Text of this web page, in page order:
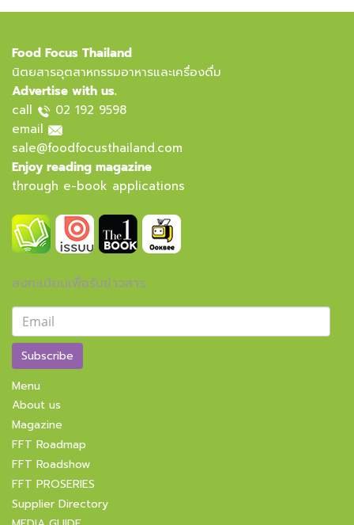
Food Focus Thailand
นิตยสารอุตสาหกรรมอาหารและเครื่องดื่ม
Advertise with us.
call
02 192 9598
email
sale@foodfocusthailand.com
Enjoy reading magazine
through e-book applications
ลงทะเบียนเพื่อรับข่าวสาร
Subscribe
Menu
About us
Magazine
FFT Roadmap
FFT Roadshow
FFT PROSERIES
Supplier Directory